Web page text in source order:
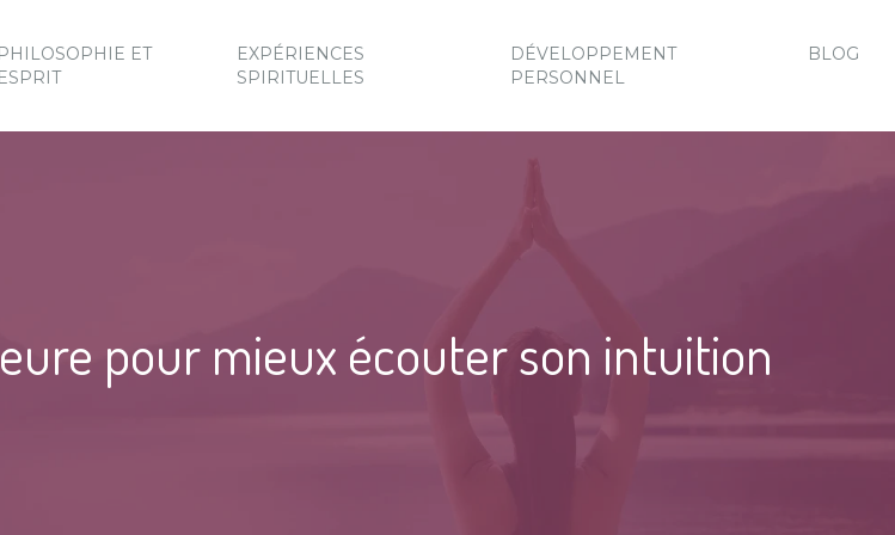
PHILOSOPHIE ET
ESPRIT
EXPÉRIENCES
SPIRITUELLES
DÉVELOPPEMENT
PERSONNEL
BLOG
pour mieux écouter son intuition